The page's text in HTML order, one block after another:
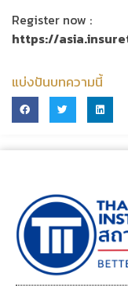
Register now :
https://
แบ่งปันบทความนี้